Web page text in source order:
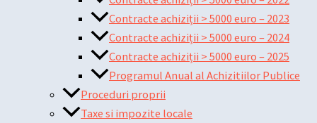
Contracte achiziții > 5000 euro – 2023
Contracte achiziții > 5000 euro – 2024
Contracte achiziții > 5000 euro – 2025
Programul Anual al Achizitiilor Publice
Proceduri proprii
Taxe si impozite locale